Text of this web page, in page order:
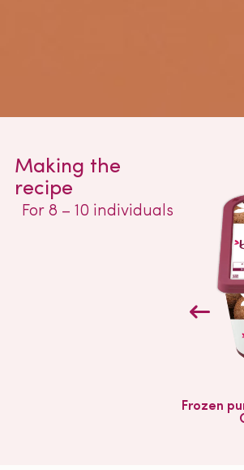
Making the
recipe
For 8 – 10 individuals
Frozen